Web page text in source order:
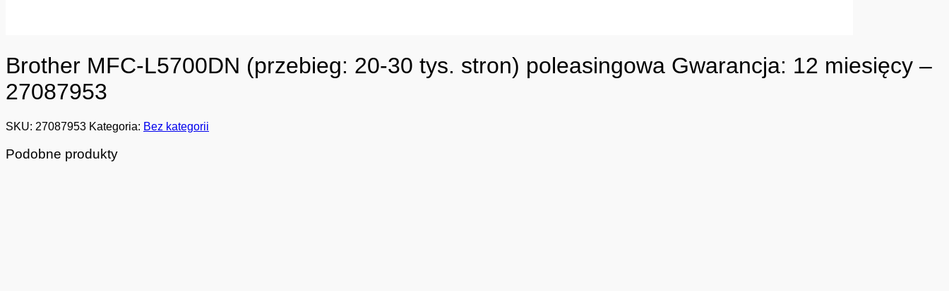
Brother MFC-L5700DN (przebieg: 20-30 tys. stron) poleasingowa Gwarancja: 12 miesięcy –
27087953
SKU: 27087953 Kategoria: Bez kategorii
Podobne produkty